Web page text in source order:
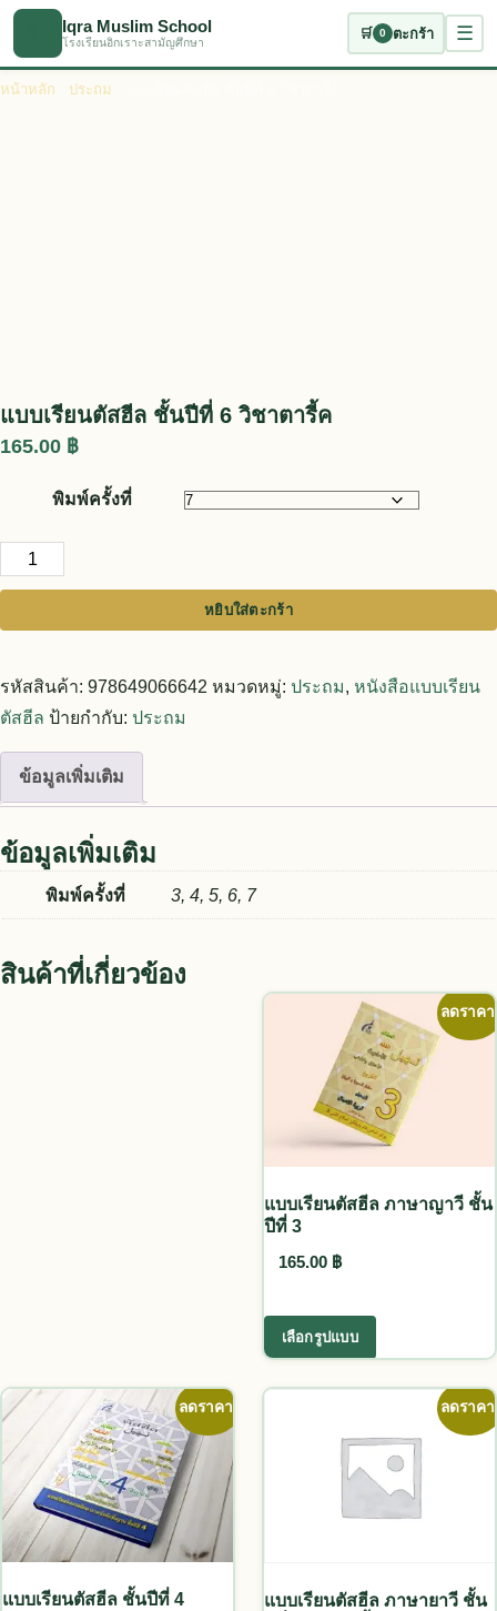
ข้ามไปเนื้อหาหลัก
Iqra Muslim School
โรงเรียนอิกเราะสามัญศึกษา
🛒 0 ตะกร้า ☰
หน้าหลัก ประถม
แบบเรียนตัสฮีล ชั้นปีที่ 6 วิชาตารี้ค
165.00 ฿
พิมพ์ครั้งที่
จำนวน แบบเรียนตัสฮีล ชั้นปีที่ 6 วิชาตารี้ค ชิ้น
หยิบใส่ตะกร้า
รหัสสินค้า: 978649066642 หมวดหมู่: ประถม, หนังสือแบบเรียน
ตัสฮีล ป้ายกำกับ: ประถม
ข้อมูลเพิ่มเติม
ข้อมูลเพิ่มเติม
พิมพ์ครั้งที่ 3, 4, 5, 6, 7
สินค้าที่เกี่ยวข้อง
ลดราค
แบบเรียนตัสฮีล ภาษาญาวี ชั้น
ปีที่ 3
165.00 ฿
เลือกรูปแบบ
This product
ลดราคา!
แบบเรียนตัสฮีล ชั้นปีที่ 4
ลดราค
แบบเรียนตัสฮีล ภาษายาวี ชั้น